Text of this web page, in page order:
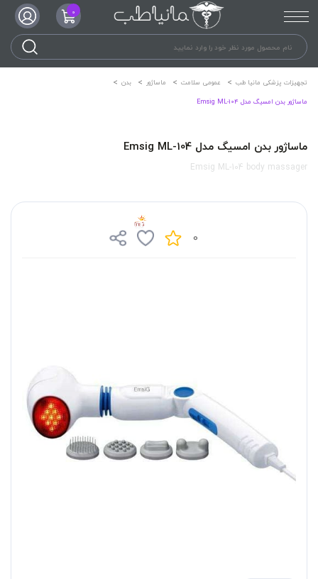
0
تجهیزات پزشکی مانیا طب عمومی سلامت ماساژور
بدن
ماساژور بدن امسیگ مدل Emsig ML-104
ماساژور بدن امسیگ مدل Emsig ML-104
Emsig ML-104 body massager
0